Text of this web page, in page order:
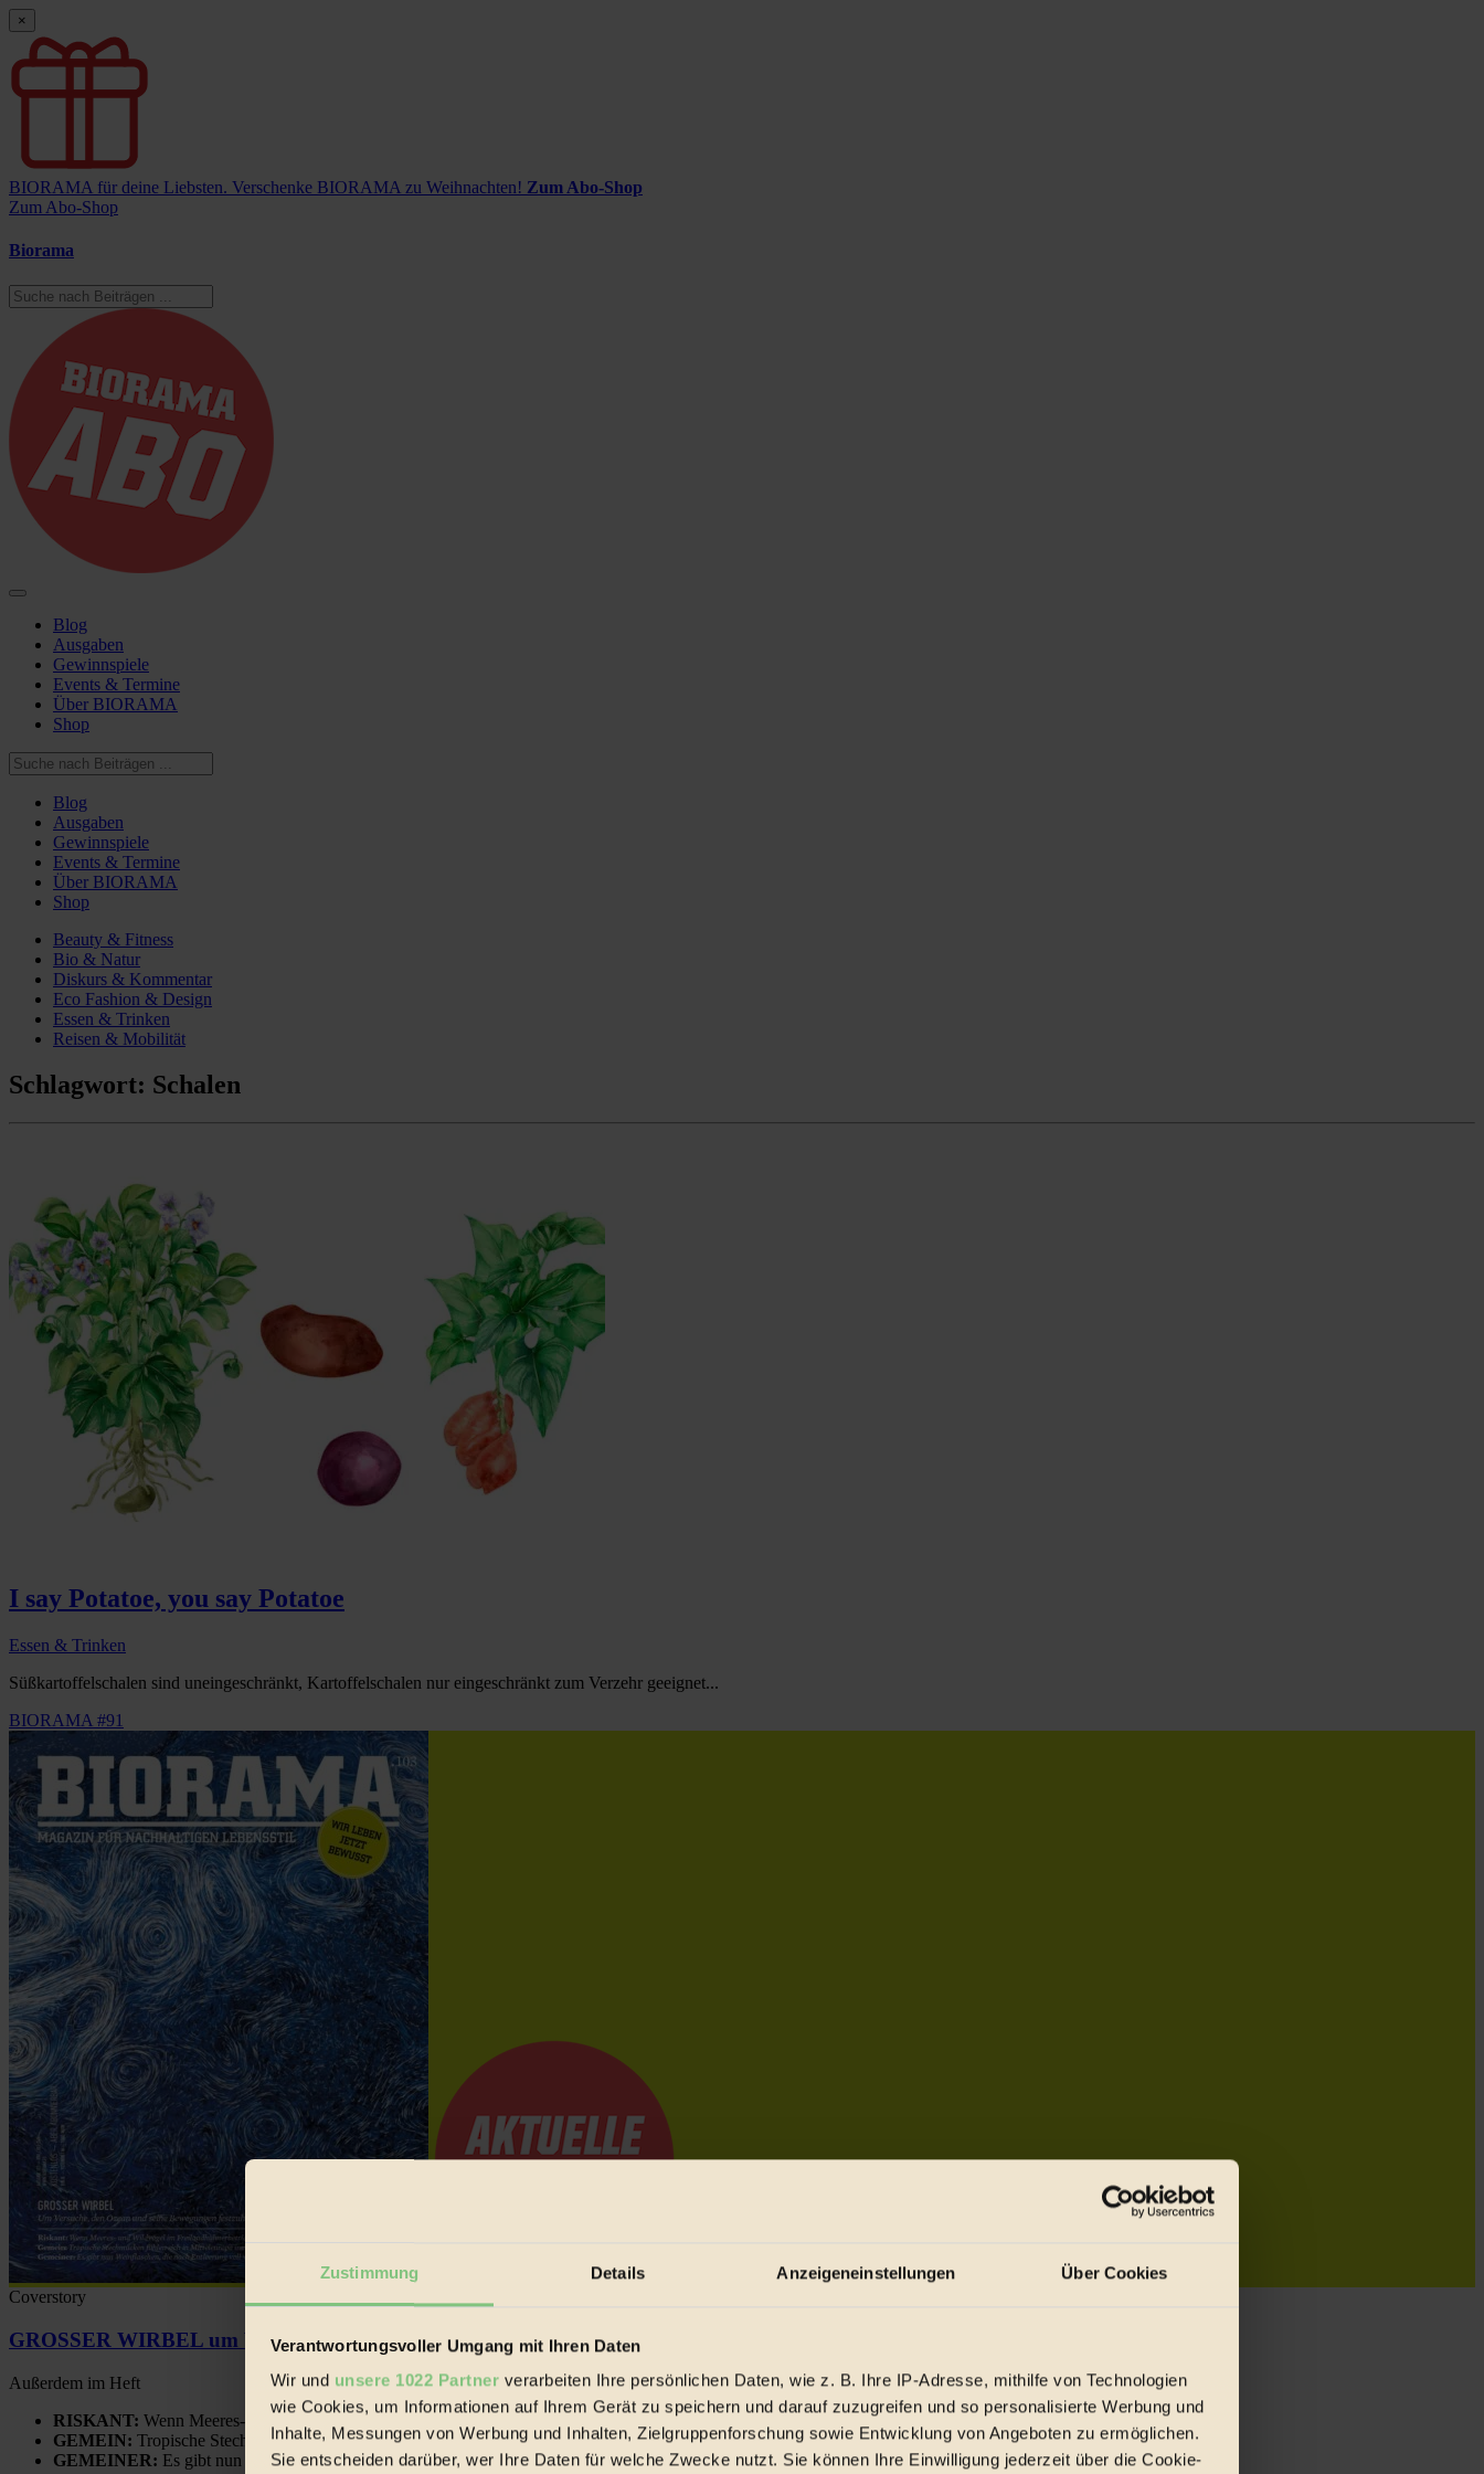
Zustimmung Details Anzeigeneinstellungen Über Cookies
Verantwortungsvoller Umgang mit Ihren Daten
Wir und unsere 1022 Partner verarbeiten Ihre persönlichen Daten, wie z. B. Ihre IP-Adresse, mithilfe von Technologien
wie Cookies, um Informationen auf Ihrem Gerät zu speichern und darauf zuzugreifen und so personalisierte Werbung und
Inhalte, Messungen von Werbung und Inhalten, Zielgruppenforschung sowie Entwicklung von Angeboten zu ermöglichen.
Sie entscheiden darüber, wer Ihre Daten für welche Zwecke nutzt. Sie können Ihre Einwilligung jederzeit über die Cookie-
×
BIORAMA für deine Liebsten. Verschenke BIORAMA zu Weihnachten! Zum Abo-Shop
Zum Abo-Shop
Biorama
Blog
Ausgaben
Gewinnspiele
Events & Termine
Über BIORAMA
Shop
Blog
Ausgaben
Gewinnspiele
Events & Termine
Über BIORAMA
Shop
Beauty & Fitness
Bio & Natur
Diskurs & Kommentar
Eco Fashion & Design
Essen & Trinken
Reisen & Mobilität
Schlagwort: Schalen
I say Potatoe, you say Potatoe
Essen & Trinken
Süßkartoffelschalen sind uneingeschränkt, Kartoffelschalen nur eingeschränkt zum Verzehr geeignet...
BIORAMA #91
Coverstory
GROSSER WIRBEL um Versuche, den Ozean und seine Bewegungen festzuhalten.
Außerdem im Heft
RISKANT: Wenn Meeres- und Wildvögel im Freilandhühnerbetrieb vorbeischauen.
GEMEIN: Tropische Stechmücken fühlen sich in Mitteleuropa inziwschen oft zu Hause.
GEMEINER: Es gibt nun Weinflaschen, die nach Entleerung voll wieder zu dir zurückkommen.